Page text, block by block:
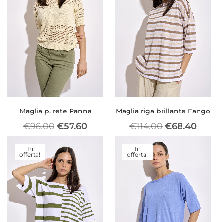
Maglia p. rete Panna
€96.00 €57.60
Maglia riga brillante Fango
€114.00 €68.40
In
offerta!
In
offerta!